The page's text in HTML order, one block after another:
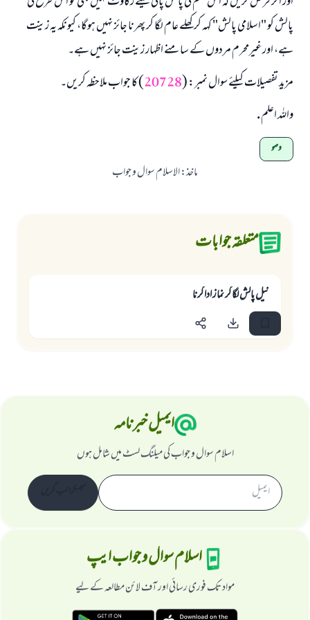
پالش کو "اسلامی پالش" کہہ کر کھلے عام لگا کر پھرنا جائز نہیں ہوگا، کیونکہ یہ زینت
ہے، اور غیرمحرم مردوں کے سامنے اظہار زینت جائز نہیں ہے۔
مزید تفصیلات کیلئے سوال نمبر: (20728) کا جواب ملاحظہ کریں۔
واللہ اعلم .
وضو
ماخذ:الاسلام سوال و جواب
متعلقہ جوابات
نيل پالش لگا كر نماز ادا كرنا
ایمیل خبرنامہ
اسلام سوال و جواب کی میلنگ لسٹ میں شامل ہوں
اسلام سوال و جواب ایپ
مواد تک فوری رسائی اور آف لائن مطالعہ کے لیے